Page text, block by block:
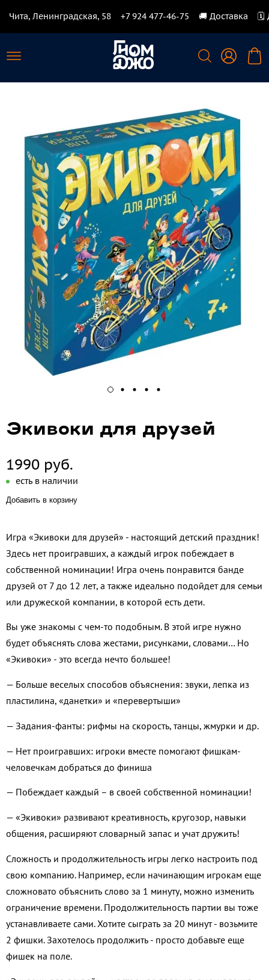
Чита, Ленинградская, 58 +7 924 477-46-75 🚚 Доставка 🗓️
Экивоки для друзей
1990 руб.
есть в наличии
Добавить в корзину
Игра «Экивоки для друзей» - настоящий детский праздник!
Здесь нет проигравших, а каждый игрок побеждает в
собственной номинации! Игра очень понравится банде
друзей от 7 до 12 лет, а также идеально подойдет для семьи
или дружеской компании, в которой есть дети.
Вы уже знакомы с чем-то подобным. В этой игре нужно
будет объяснять слова жестами, рисунками, словами… Но
«Экивоки» - это всегда нечто большее!
— Больше веселых способов объяснения: звуки, лепка из
пластилина, «данетки» и «перевертыши»
— Задания-фанты: рифмы на скорость, танцы, жмурки и др.
— Нет проигравших: игроки вместе помогают фишкам-
человечкам добраться до финиша
— Побеждает каждый – в своей собственной номинации!
— «Экивоки» развивают креативность, кругозор, навыки
общения, расширяют словарный запас и учат дружить!
Сложность и продолжительность игры легко настроить под
свою компанию. Например, если начинающим игрокам еще
сложновато объяснить слово за 1 минуту, можно изменить
ограничение времени. Продолжительность партии вы тоже
устанавливаете сами. Хотите сыграть за 20 минут - возьмите
2 фишки. Захотелось продолжить - просто добавьте еще
фишек на поле.